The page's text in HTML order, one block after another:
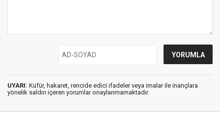
UYARI: Küfür, hakaret, rencide edici ifadeler veya imalar ile inançlara
yönelik saldırı içeren yorumlar onaylanmamaktadır.